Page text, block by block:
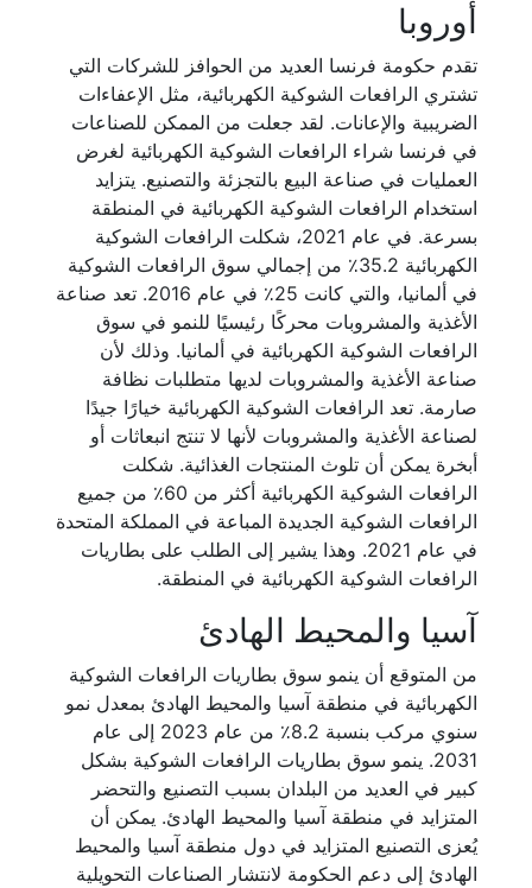
أوروبا
تقدم حكومة فرنسا العديد من الحوافز للشركات التي
تشتري الرافعات الشوكية الكهربائية، مثل الإعفاءات
الضريبية والإعانات. لقد جعلت من الممكن للصناعات
في فرنسا شراء الرافعات الشوكية الكهربائية لغرض
العمليات في صناعة البيع بالتجزئة والتصنيع. يتزايد
استخدام الرافعات الشوكية الكهربائية في المنطقة
بسرعة. في عام 2021، شكلت الرافعات الشوكية
الكهربائية 35.2٪ من إجمالي سوق الرافعات الشوكية
في ألمانيا، والتي كانت 25٪ في عام 2016. تعد صناعة
الأغذية والمشروبات محركًا رئيسيًا للنمو في سوق
الرافعات الشوكية الكهربائية في ألمانيا. وذلك لأن
صناعة الأغذية والمشروبات لديها متطلبات نظافة
صارمة. تعد الرافعات الشوكية الكهربائية خيارًا جيدًا
لصناعة الأغذية والمشروبات لأنها لا تنتج انبعاثات أو
أبخرة يمكن أن تلوث المنتجات الغذائية. شكلت
الرافعات الشوكية الكهربائية أكثر من 60٪ من جميع
الرافعات الشوكية الجديدة المباعة في المملكة المتحدة
في عام 2021. وهذا يشير إلى الطلب على بطاريات
الرافعات الشوكية الكهربائية في المنطقة.
آسيا والمحيط الهادئ
من المتوقع أن ينمو سوق بطاريات الرافعات الشوكية
الكهربائية في منطقة آسيا والمحيط الهادئ بمعدل نمو
سنوي مركب بنسبة 8.2٪ من عام 2023 إلى عام
2031. ينمو سوق بطاريات الرافعات الشوكية بشكل
كبير في العديد من البلدان بسبب التصنيع والتحضر
المتزايد في منطقة آسيا والمحيط الهادئ. يمكن أن
يُعزى التصنيع المتزايد في دول منطقة آسيا والمحيط
الهادئ إلى دعم الحكومة لانتشار الصناعات التحويلية